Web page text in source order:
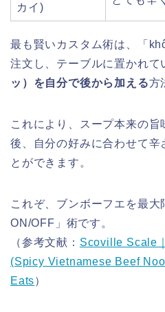
カイ)
最も賢いカスタム術は、「
注文し、テーブルに置かれて
ッ）を自分で後から加える方
これにより、スープ本来の
後、自分の好みに合わせて辛
とができます。
これぞ、ブンボーフエを最
ON/OFF」術です。
（参考文献： Scoville Scale
(Spicy Vietnamese Beef
Eats）